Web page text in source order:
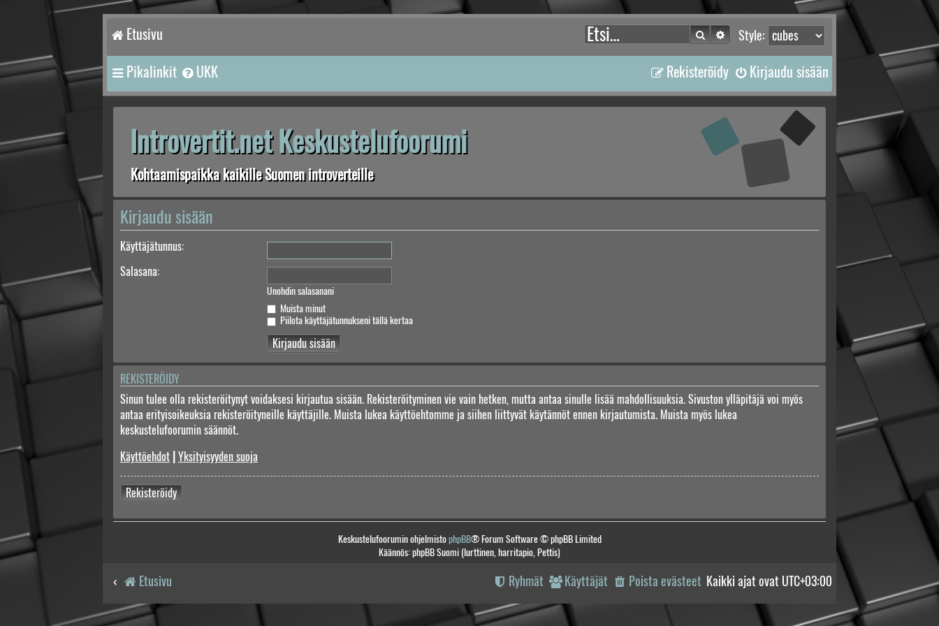
Etusivu Style:
Etsi Tarkennettu haku
Pikalinkit UKK Kirjaudu sisään
Rekisteröidy
Introvertit.net Keskustelufoorumi
Kohtaamispaikka kaikille Suomen introverteille
Kirjaudu sisään
Käyttäjätunnus:
Salasana:
Unohdin salasanani
Muista minut
Piilota käyttäjätunnukseni tällä kertaa
REKISTERÖIDY
Sinun tulee olla rekisteröitynyt voidaksesi kirjautua sisään. Rekisteröityminen vie vain hetken, mutta antaa sinulle lisää mahdollisuuksia. Sivuston ylläpitäjä voi myös
antaa erityisoikeuksia rekisteröityneille käyttäjille. Muista lukea käyttöehtomme ja siihen liittyvät käytännöt ennen kirjautumista. Muista myös lukea
keskustelufoorumin säännöt.
Käyttöehdot | Yksityisyyden suoja
Rekisteröidy
Keskustelufoorumin ohjelmistophpBB® Forum Software © phpBB Limited
Käännös: phpBB Suomi (lurttinen, harritapio, Pettis)
Etusivu Kaikki ajat ovat UTC+03:00
Poista evästeet
Käyttäjät
Ryhmät